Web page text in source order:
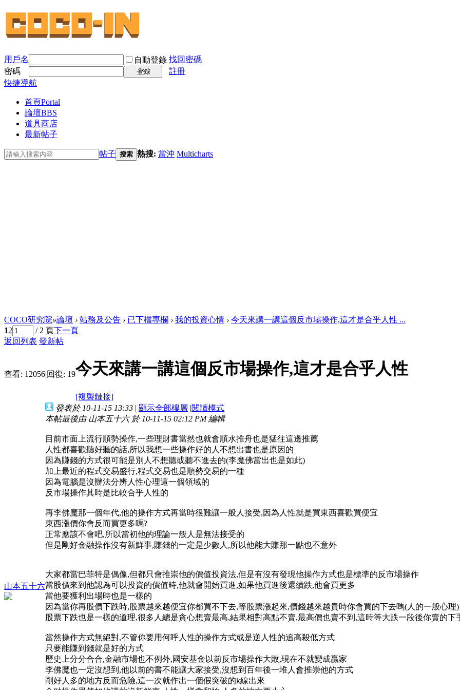
用戶名 自動登錄 找回密碼
密碼
登錄
註冊
快捷導航
首頁Portal
論壇BBS
道具商店
最新帖子
帖子 搜索 熱搜: 當沖 Multicharts
COCO研究院»論壇 › 站務及公告 › 已下檔專欄 › 我的投資心情 › 今天來講一講這個反市場操作,這才是合乎人性 ...
12 / 2 頁下一頁
返回列表 發新帖
查看: 12056|回復: 19今天來講一講這個反市場操作,這才是合乎人性
[複製鏈接]
山本五十六
發表於 10-11-15 13:33 | 顯示全部樓層 |閱讀模式
本帖最後由 山本五十六 於 10-11-15 02:12 PM 編輯
目前市面上流行順勢操作,一些理財書當然也就會順水推舟也是猛往這邊推薦
人性都喜歡聽好聽的話,所以我想一些操作好的人不想出書也是原因的
因為賺錢的方式很可能是別人不想聽或聽不進去的(李魔佛當出也是如此)
加上最近的程式交易盛行,程式交易也是順勢交易的一種
因為電腦是沒辦法分辨人性心理這一個領域的
反市場操作其時是比較合乎人性的
再李佛魔那一個年代,他的操作方式再當時很難讓一般人接受,因為人性就是買東西喜歡買便宜
東西漲價你會反而買更多嗎?
正常應該不會吧,所以當初他的理論一般人是無法接受的
但是剛好金融操作沒有新鮮事,賺錢的一定是少數人,所以他能大賺那一點也不意外
大家都當巴菲特是偶像,但都只會推崇他的價值投資法,但是有沒有發現他操作方式也是標準的反市場操作
當股價來到他認為可以投資的價值時,他就會開始買進,如果他買進後還續跌,他會買更多
當他要獲利出場時也是一樣的
因為當你再股價下跌時,股票越來越便宜你都買不下去,等股票漲起來,價錢越來越貴時你會買的下去嗎(人的一般心理)
股票下跌也是一樣的道理,很多人總是貪心想賣最高,結果相對高點不賣,最高價也賣不到,這時等大跌一段後你賣的下
當然操作方式無絕對,不管你要用何呼人性的操作方式或是逆人性的追高殺低方式
只要能賺到錢就是好的方式
歷史上分分合合,金融市場也不例外,國安基金以前反市場操作大敗,現在不就變成贏家
李佛魔也一定沒想到,他以前的書不能讓大家接受,沒想到百年後一堆人會推崇他的方式
剛好人多的地方反而危險,這一次就作出一個假突破的k線出來